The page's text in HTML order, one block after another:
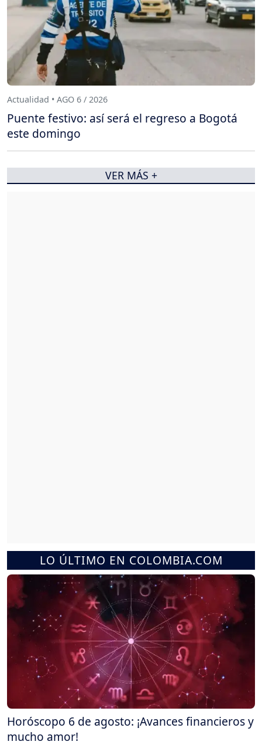
LO ÚLTIMO EN COLOMBIA.COM
Horóscopo 6 de agosto: ¡Avances financieros y
mucho amor!
Actualidad • AGO 6 / 2026
Puente festivo: así será el regreso a Bogotá
este domingo
VER MÁS +